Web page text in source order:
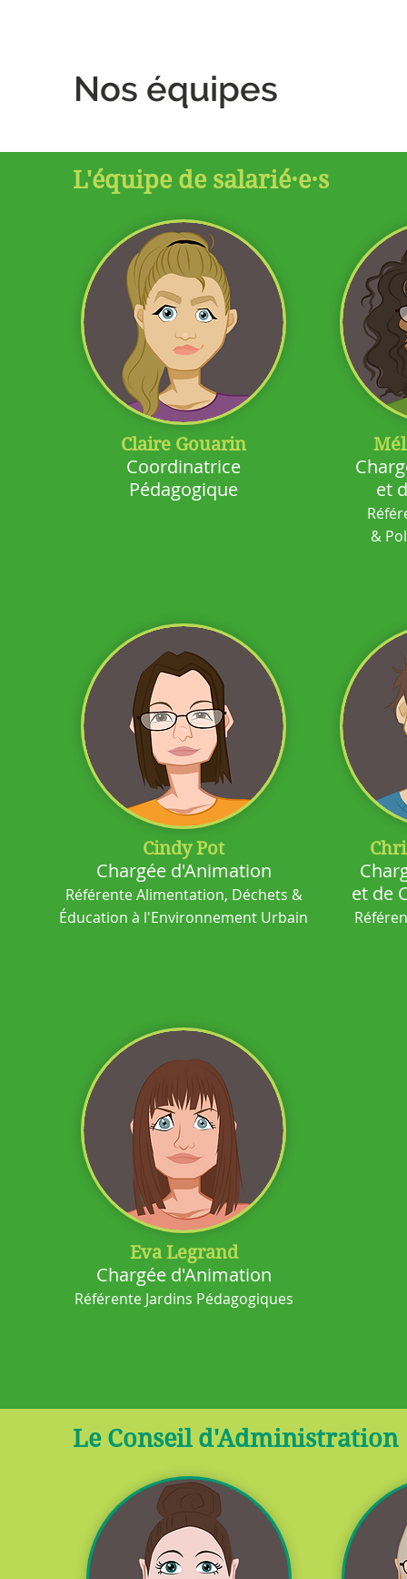
Nos équipes
L'équipe de salarié·e·s
Claire Gouarin
Coordinatrice
Pédagogique
Cindy Pot
Chargée d'Animation
Référente Alimentation, Déchets &
Éducation à l'Environnement Urbain
Eva Legrand
Chargée d'Animation
Référente Jardins Pédagogiques
et
&
et de
Le Conseil d'Administration